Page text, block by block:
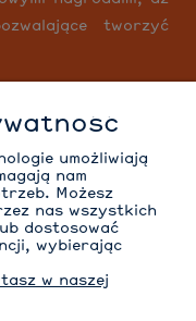
tworzyć
umożliwiają
nam
Możesz
nas wszystkich
dostosować
wybierając
w naszej